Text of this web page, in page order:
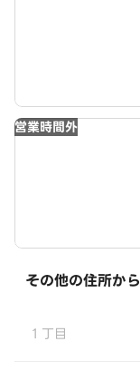
営業時間外
その他の住所か
１丁目